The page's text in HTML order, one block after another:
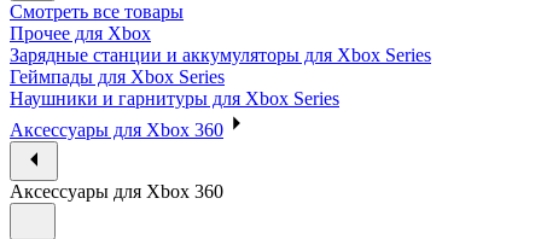
Смотреть все товары
Прочее для Xbox
Зарядные станции и аккумуляторы для Xbox Series
Геймпады для Xbox Series
Наушники и гарнитуры для Xbox Series
Аксессуары для Xbox 360
Аксессуары для Xbox 360